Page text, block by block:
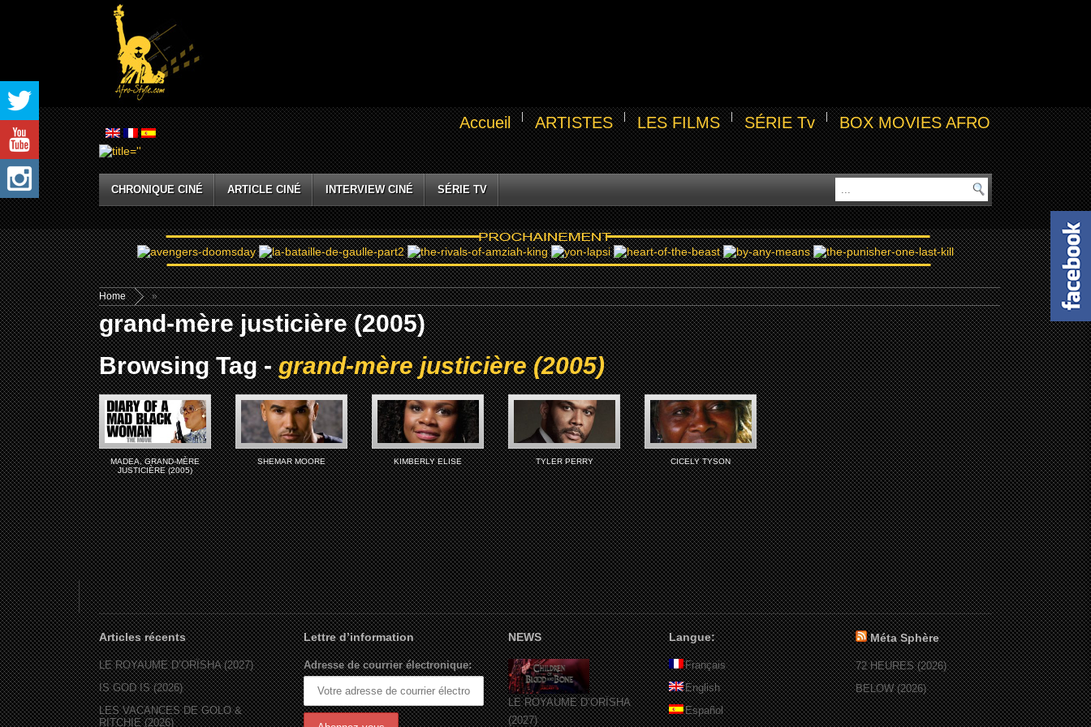
Accueil ARTISTES LES FILMS SÉRIE Tv BOX MOVIES AFRO
CHRONIQUE CINÉ ARTICLE CINÉ INTERVIEW CINÉ SÉRIE TV
Home »
grand-mère justicière (2005)
Browsing Tag -grand-mère justicière (2005)
MADEA, GRAND-MÈRE
JUSTICIÈRE (2005)
SHEMAR MOORE KIMBERLY ELISE TYLER PERRY CICELY TYSON
Articles récents
LE ROYAUME D’ORÏSHA (2027)
IS GOD IS (2026)
LES VACANCES DE GOLO &
RITCHIE (2026)
Lettre d’information
Adresse de courrier électronique:
NEWS
LE ROYAUME D’ORÏSHA
(2027)
Langue:
Français
English
Español
Méta Sphère
72 HEURES (2026)
BELOW (2026)